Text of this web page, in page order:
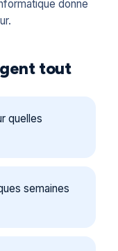
donne
tout
quelles
semaines